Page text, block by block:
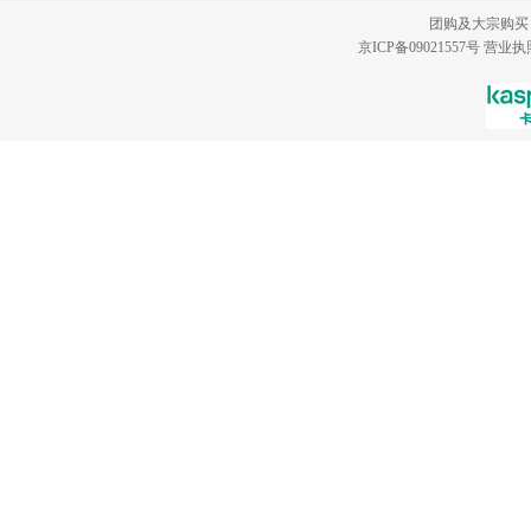
团购及大宗购买
京ICP备09021557号 营业执